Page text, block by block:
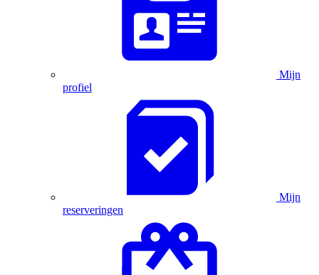
Mijn
profiel
Mijn
reserveringen